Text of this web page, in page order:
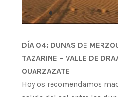
DÍA 04: DUNAS DE
TAZARINE – VALLE DE
OUARZAZATE
Hoy os recomendamos